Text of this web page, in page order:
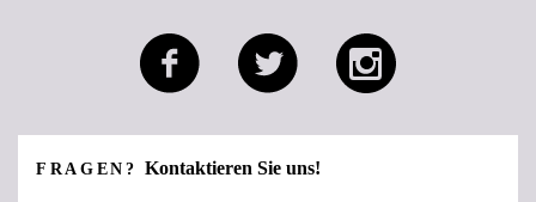
FRAGEN?Kontaktieren Sie uns!